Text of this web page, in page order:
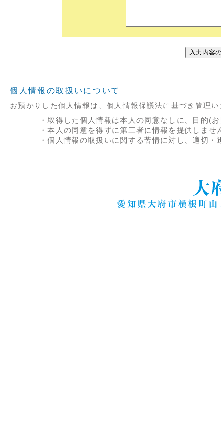
個人情報の取扱いについて
お預かりした個人情報は、個人情報保護法に基づき管理
・取得した個人情報は本人の同意なしに、目的(
・本人の同意を得ずに第三者に情報を提供しませ
・個人情報の取扱いに関する苦情に対し、適切・